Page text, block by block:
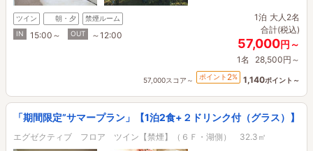
ツイン 朝・夕
禁煙ルーム
IN
15:00～ OUT ～12:00
1泊 大人2名
合計(税込)
57,000円～
1名 28,500円～
57,000スコア～ ポイント 2% 1,140ポイント～
「期間限定”サマープラン」【1泊2食+２ドリンク付（グラス）】
エグゼクティブ フロア ツイン【禁煙】（６Ｆ・湖側） 32.3㎡